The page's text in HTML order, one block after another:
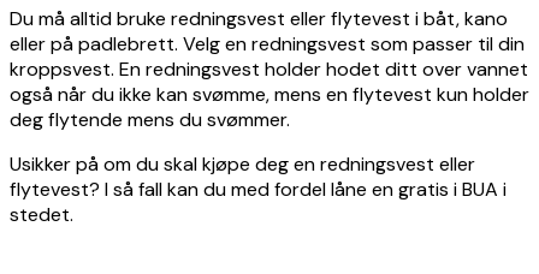
Du må alltid bruke redningsvest eller flytevest i båt, kano
eller på padlebrett. Velg en redningsvest som passer til din
kroppsvest. En redningsvest holder hodet ditt over vannet
også når du ikke kan svømme, mens en flytevest kun holder
deg flytende mens du svømmer.
Usikker på om du skal kjøpe deg en redningsvest eller
flytevest? I så fall kan du med fordel låne en gratis i BUA i
stedet.